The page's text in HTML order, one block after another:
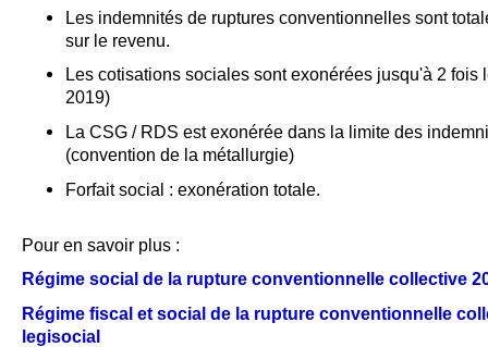
Les indemnités de ruptures conventionnelles sont
sur le revenu.
Les cotisations sociales sont exonérées jusqu'à 2 fois
2019)
La CSG / RDS est exonérée dans la limite des
(convention de la métallurgie)
Forfait social : exonération totale.
Pour en savoir plus :
Régime social de la rupture conventionnelle collective
Régime fiscal et social de la rupture conventionnelle
legisocial